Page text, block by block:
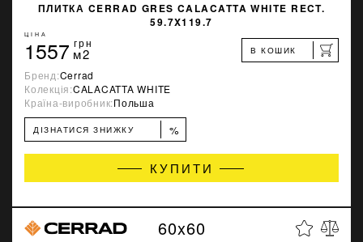
ПЛИТКА CERRAD GRES CALACATTA WHITE RECT.
59.7X119.7
ЦІНА
1557 грн
м2 В КОШИК
Бренд:Cerrad
Колекція:CALACATTA WHITE
Країна-виробник:Польша
ДІЗНАТИСЯ ЗНИЖКУ %
КУПИТИ
60x60